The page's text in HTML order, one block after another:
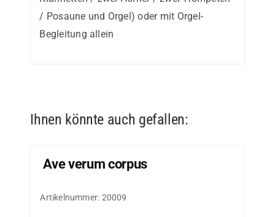
/ Posaune und Orgel) oder mit Orgel-
Begleitung allein
Ihnen könnte auch gefallen:
Ave verum corpus
Artikelnummer: 20009